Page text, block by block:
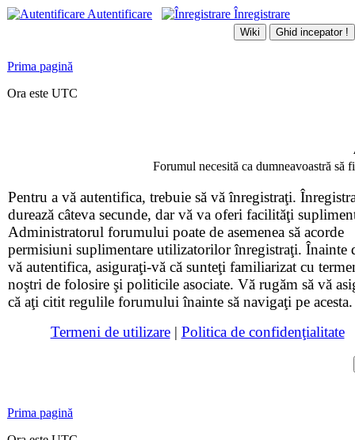
Autentificare Înregistrare
Prima pagină
Ora este UTC
Forumul necesită ca dumneavoastră să
Pentru a vă autentifica, trebuie să vă înregistraţi.
durează câteva secunde, dar vă va oferi facilităţi
Administratorul forumului poate de asemenea să acorde
permisiuni suplimentare utilizatorilor înregistraţi. Înainte
vă autentifica, asiguraţi-vă că sunteţi familiarizat cu
noştri de folosire şi politicile asociate. Vă rugăm să vă
că aţi citit regulile forumului înainte să navigaţi pe acesta.
Termeni de utilizare| Politica de confidenţialitate
Prima pagină